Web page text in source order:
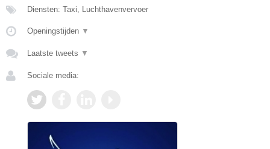
Diensten: Taxi, Luchthavenvervoer
Openingstijden ▼
Laatste tweets ▼
Sociale media: